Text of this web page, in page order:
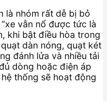
là nhóm rất dễ bị bỏ
vẫn nổ được tức là
khi bật điều hòa trong
dàn nóng, quạt két
đánh lửa và nhiều tải
dòng hoặc điện áp
thống sẽ hoạt động